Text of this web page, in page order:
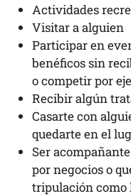
Actividades
Visitar a alguien
Participar en
benéficos sin
o competir por
Recibir algún
Casarte con
quedarte en el
Ser
por negocios o
tripulación como